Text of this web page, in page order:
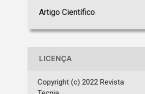
Artigo Científico
LICENÇA
Copyright (c) 2022 Revista